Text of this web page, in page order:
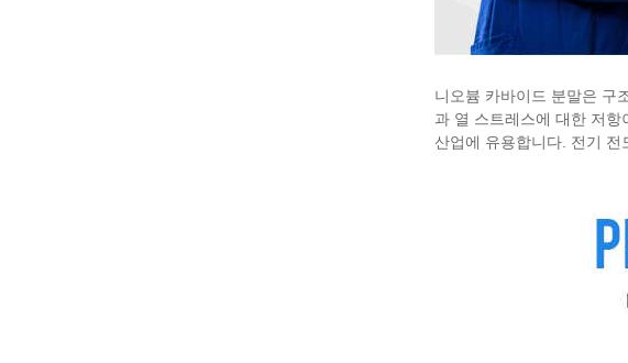
니오븀 카바이드 분말은 구
과 열 스트레스에 대한 저
산업에 유용합니다. 전기 전